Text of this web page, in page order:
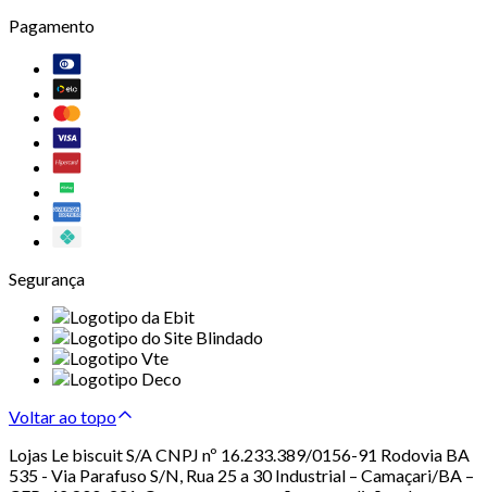
Pagamento
Segurança
Voltar ao topo
Lojas Le biscuit S/A CNPJ nº 16.233.389/0156-91 Rodovia BA
535 - Via Parafuso S/N, Rua 25 a 30 Industrial – Camaçari/BA –